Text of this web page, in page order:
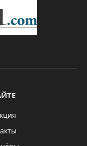
сеть
116 тыс кв.